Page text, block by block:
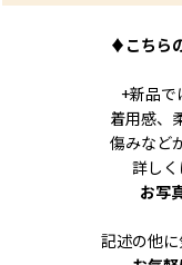
♦ こちら
+新品で
着用感、
傷みなど
詳し
お写
記述の他に